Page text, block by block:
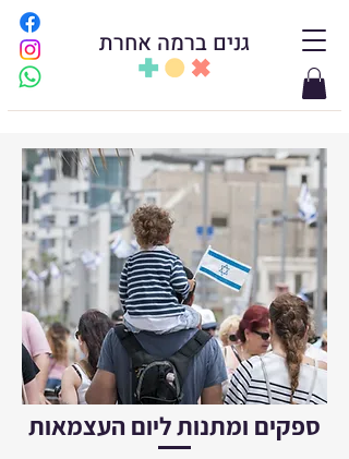
גנים ברמה אחרת
ספקים ומתנות ליום העצמאות